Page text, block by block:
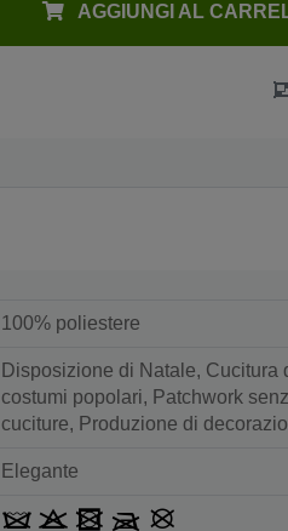
AGGIUNGI AL
100% poliestere
Disposizione di Natale, Cucitura
costumi popolari, Patchwork
cuciture, Produzione di
Elegante